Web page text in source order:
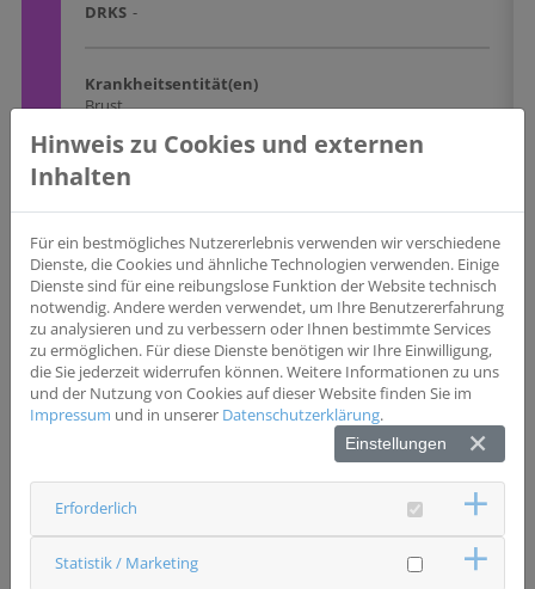
DRKS -
Krankheitsentität(en)
Brust
Studientyp
Beobachtungsstudie
nachgewiesenem Brustkrebs
Wesentliche Ausschlusskriterien
1. Bekannte Überempfindlichkeit gegen T-DXd oder
gegen sonstige Bestandteile des Medikamentes 2.
Schwanger oder stillend 3. Aktuelle oder geplante
Behandlung eines anderen Tumors neben inoperablem
oder metastasiertem Brustkrebs
Status
rekrutierend
Caritas-Krankenhaus St. Josef Regensburg
Hinweis zu Cookies und externen
Inhalten
Für ein bestmögliches Nutzererlebnis verwenden wir verschiedene
Dienste, die Cookies und ähnliche Technologien verwenden. Einige
Dienste sind für eine reibungslose Funktion der Website technisch
notwendig. Andere werden verwendet, um Ihre Benutzererfahrung
zu analysieren und zu verbessern oder Ihnen bestimmte Services
zu ermöglichen. Für diese Dienste benötigen wir Ihre Einwilligung,
die Sie jederzeit widerrufen können. Weitere Informationen zu uns
und der Nutzung von Cookies auf dieser Website finden Sie im
Impressum und in unserer Datenschutzerklärung.
Einstellungen
Erforderlich
Statistik / Marketing